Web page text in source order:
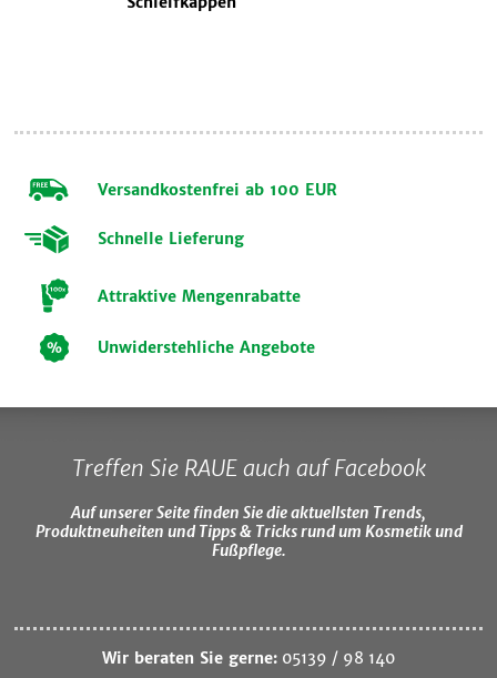
Versandkostenfrei ab 100 EUR
Schnelle Lieferung
Attraktive Mengenrabatte
Unwiderstehliche Angebote
Treffen Sie RAUE auch auf Facebook
Auf unserer Seite finden Sie die aktuellsten Trends,
Produktneuheiten und Tipps & Tricks rund um Kosmetik und
Fußpflege.
Wir beraten Sie gerne: 05139 / 98 140